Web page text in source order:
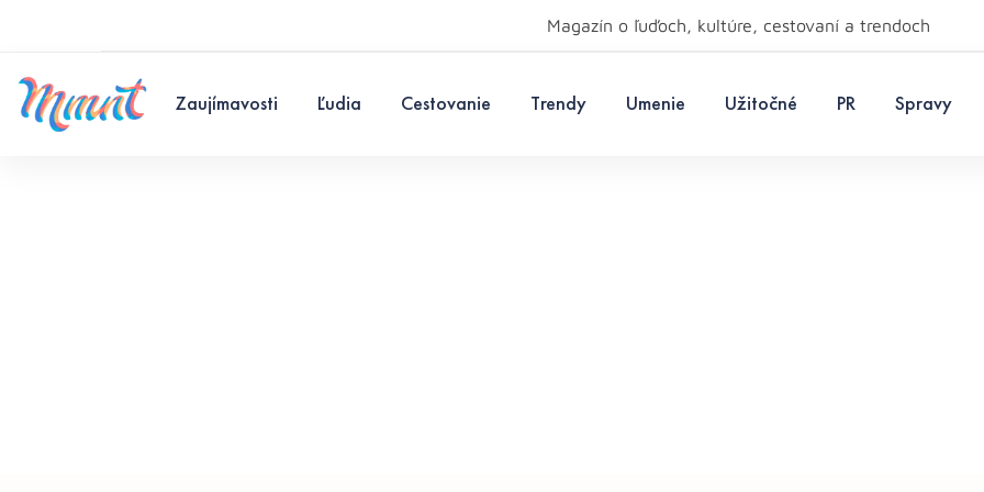
Magazín o ľuďoch, kultúre, cestovaní a trendoch
Zaujímavosti Ľudia Cestovanie Trendy Umenie Užitočné PR Spravy